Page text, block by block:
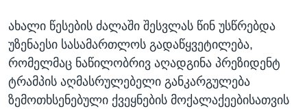
ახალი წესების ძალაში შესვლას წინ უსწრებდა
უზენაესი სასამართლოს გადაწყვეტილება,
რომელმაც ნაწილობრივ აღადგინა პრეზიდენტ
ტრამპის აღმასრულებელი განკარგულება
ზემოთხსენებული ქვეყნების მოქალაქეებისათვის